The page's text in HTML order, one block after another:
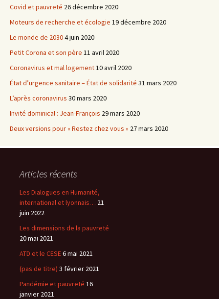
Covid et pauvreté 26 décembre 2020
Moteurs de recherche et écologie 19 décembre 2020
Le monde de 20304 juin 2020
Petit Corona et son père 11 avril 2020
Coronavirus et mal logement10 avril 2020
État d’urgence sanitaire – État de solidarité 31 mars 2020
L’après coronavirus 30 mars 2020
Invité dominical : Jean-François 29 mars 2020
Deux versions pour « Restez chez vous » 27 mars 2020
Articles récents
Les Dialogues en Humanité,
international et lyonnais… 21
juin 2022
Les dimensions de la pauvreté
20 mai 2021
ATD et le CESE6 mai 2021
(pas de titre) 3 février 2021
Pandémie et pauvreté 16
janvier 2021